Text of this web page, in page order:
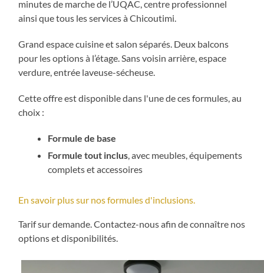
minutes de marche de l’UQAC, centre professionnel
ainsi que tous les services à Chicoutimi.
Grand espace cuisine et salon séparés. Deux balcons
pour les options à l’étage. Sans voisin arrière, espace
verdure, entrée laveuse-sécheuse.
Cette offre est disponible dans l'une de ces formules, au
choix :
Formule de base
Formule tout inclus, avec meubles, équipements
complets et accessoires
En savoir plus sur nos formules d'inclusions.
Tarif sur demande. Contactez-nous afin de connaître nos
options et disponibilités.